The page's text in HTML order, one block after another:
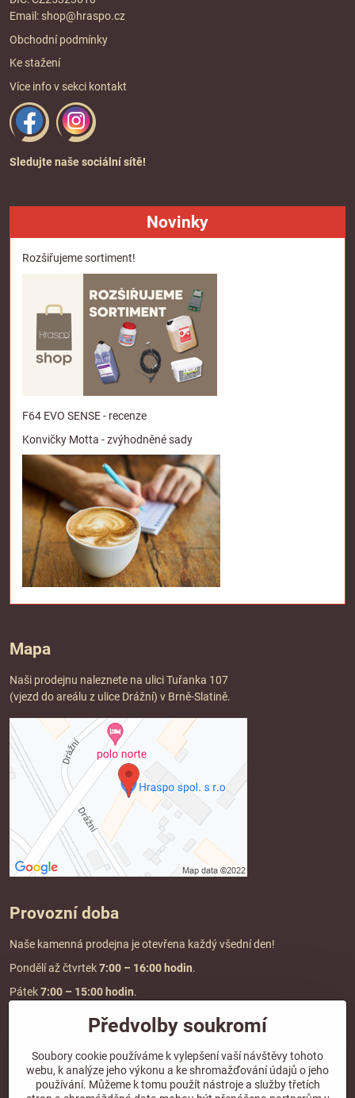
Email: shop@hraspo.cz
Obchodní podmínky
Ke stažení
Více info v sekci kontakt
Sledujte naše sociální sítě!
Novinky
Rozšiřujeme sortiment!
F64 EVO SENSE - recenze
Konvičky Motta - zvýhodněné sady
Mapa
Naši prodejnu naleznete na ulici Tuřanka 107
(vjezd do areálu z ulice Drážní) v Brně-Slatině.
Provozní doba
Naše kamenná prodejna je otevřena každý všední den!
Pondělí až čtvrtek7:00 – 16:00 hodin.
Pátek7:00 – 15:00 hodin.
Doprava a platba
DOPRAVA ZDARMA
při objednávce nad2000 Kč vč. DPH.
Předvolby soukromí
Soubory cookie používáme k vylepšení vaší návštěvy tohoto
webu, k analýze jeho výkonu a ke shromažďování údajů o jeho
používání. Můžeme k tomu použít nástroje a služby třetích